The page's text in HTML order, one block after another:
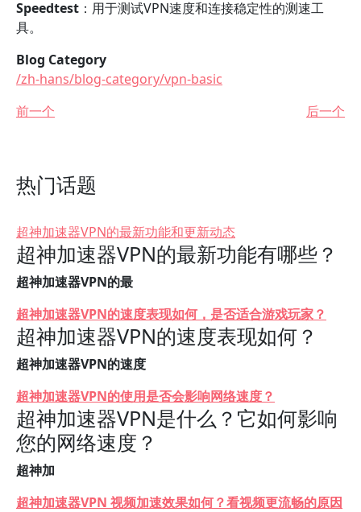
Speedtest ：用于测试VPN速度和连接稳定性的测速工
具。
Blog Category
/zh-hans/blog-category/vpn-basic
前一个
后一个
热门话题
超神加速器VPN的最新功能和更新动态
超神加速器VPN的最新功能有哪些？
超神加速器VPN的最
超神加速器VPN的速度表现如何，是否适合游戏玩家？
超神加速器VPN的速度表现如何？
超神加速器VPN的速度
超神加速器VPN的使用是否会影响网络速度？
超神加速器VPN是什么？它如何影响
您的网络速度？
超神加
超神加速器VPN 视频加速效果如何？看视频更流畅的原因